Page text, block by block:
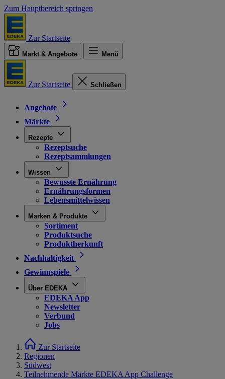
Zum Hauptbereich springen
Zur Startseite
Markt & Angebote Menü
Zur Startseite Schließen
Angebote
Märkte
Rezepte
Rezeptsuche
Rezeptsammlungen
Wissen
Bewusste Ernährung
Ernährungsformen
Lebensmittelwissen
Marken & Produkte
Sortiment
Produktsuche
Produktherkunft
Nachhaltigkeit
Gewinnspiele
Über EDEKA
EDEKA App
Newsletter
Verbund
Jobs
Zur Startseite
Regionen
Südwest
Teilnehmende Märkte EDEKA App Challenge